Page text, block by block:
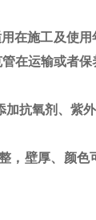
在施工及使
在运输或者
氧剂、紫外
壁厚、颜色